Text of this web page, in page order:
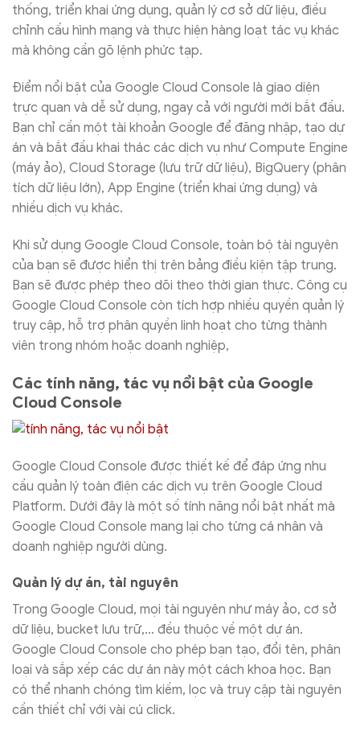
thống, triển khai ứng dụng, quản lý cơ sở dữ liệu, điều
chỉnh cấu hình mạng và thực hiện hàng loạt tác vụ khác
mà không cần gõ lệnh phức tạp.
Điểm nổi bật của Google Cloud Console là giao diện
trực quan và dễ sử dụng, ngay cả với người mới bắt đầu.
Bạn chỉ cần một tài khoản Google để đăng nhập, tạo dự
án và bắt đầu khai thác các dịch vụ như Compute Engine
(máy ảo), Cloud Storage (lưu trữ dữ liệu), BigQuery (phân
tích dữ liệu lớn), App Engine (triển khai ứng dụng) và
nhiều dịch vụ khác.
Khi sử dụng Google Cloud Console, toàn bộ tài nguyên
của bạn sẽ được hiển thị trên bảng điều kiện tập trung.
Bạn sẽ được phép theo dõi theo thời gian thực. Công cụ
Google Cloud Console còn tích hợp nhiều quyền quản lý
truy cập, hỗ trợ phân quyền linh hoạt cho từng thành
viên trong nhóm hoặc doanh nghiệp,
Các tính năng, tác vụ nổi bật của Google
Cloud Console
Google Cloud Console được thiết kế để đáp ứng nhu
cầu quản lý toàn điện các dịch vụ trên Google Cloud
Platform. Dưới đây là một số tính năng nổi bật nhất mà
Google Cloud Console mang lại cho từng cá nhân và
doanh nghiệp người dùng.
Quản lý dự án, tài nguyên
Trong Google Cloud, mọi tài nguyên như máy ảo, cơ sở
dữ liệu, bucket lưu trữ,… đều thuộc về một dự án.
Google Cloud Console cho phép bạn tạo, đổi tên, phân
loại và sắp xếp các dự án này một cách khoa học. Bạn
có thể nhanh chóng tìm kiếm, lọc và truy cập tài nguyên
cần thiết chỉ với vài cú click.